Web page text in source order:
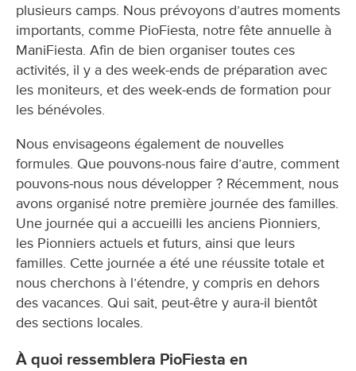
plusieurs camps. Nous prévoyons d’autres moments
importants, comme PioFiesta, notre fête annuelle à
ManiFiesta. Afin de bien organiser toutes ces
activités, il y a des week-ends de préparation avec
les moniteurs, et des week-ends de formation pour
les bénévoles.
Nous envisageons également de nouvelles
formules. Que pouvons-nous faire d’autre, comment
pouvons-nous nous développer ? Récemment, nous
avons organisé notre première journée des familles.
Une journée qui a accueilli les anciens Pionniers,
les Pionniers actuels et futurs, ainsi que leurs
familles. Cette journée a été une réussite totale et
nous cherchons à l’étendre, y compris en dehors
des vacances. Qui sait, peut-être y aura-il bientôt
des sections locales.
À quoi ressemblera PioFiesta en